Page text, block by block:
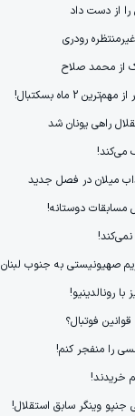
را از دست داد
غیرمنتظره رودری
از محمد صلاح
2 ماه بسکتبال!
راهی یونان شد
می‌کند!
میلان در فصل جدید
مسابقات دوستانه!
نمی‌کند!
صهیونیستی به جنوب لبنان
رونالدینیو!
فوتبال؟
را منفجر کنم!
خریدند!
جنپو وینگر سابق استقلال!